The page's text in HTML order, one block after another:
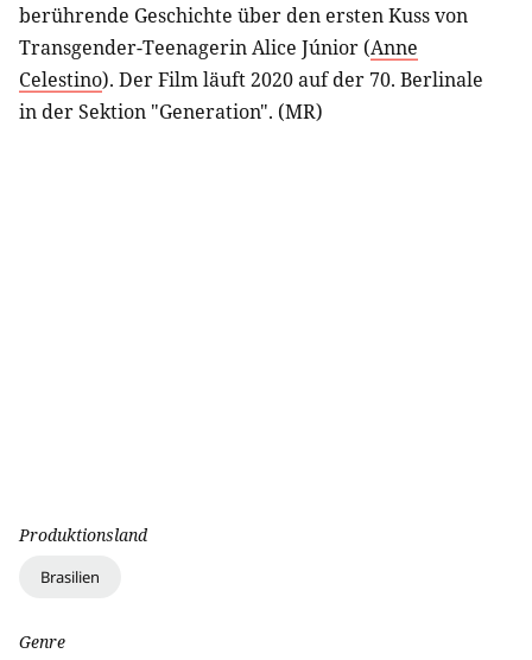
berührende Geschichte über den ersten Kuss von
Transgender-Teenagerin Alice Júnior (Anne
Celestino). Der Film läuft 2020 auf der 70. Berlinale
in der Sektion "Generation". (MR)
Produktionsland
Brasilien
Genre